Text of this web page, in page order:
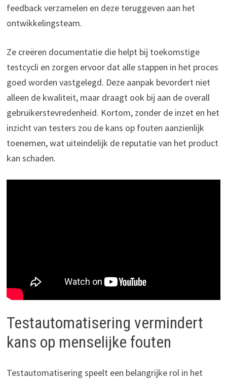
feedback verzamelen en deze teruggeven aan het
ontwikkelingsteam.
Ze creëren documentatie die helpt bij toekomstige
testcycli en zorgen ervoor dat alle stappen in het proces
goed worden vastgelegd. Deze aanpak bevordert niet
alleen de kwaliteit, maar draagt ook bij aan de overall
gebruikerstevredenheid. Kortom, zonder de inzet en het
inzicht van testers zou de kans op fouten aanzienlijk
toenemen, wat uiteindelijk de reputatie van het product
kan schaden.
Testautomatisering vermindert
kans op menselijke fouten
Testautomatisering speelt een belangrijke rol in het